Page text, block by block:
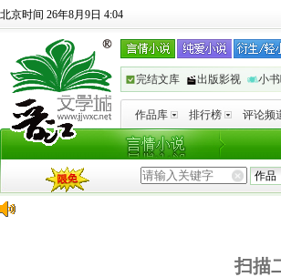
北京时间 26年8月9日 4:04
完结文库 出版影视 小
作品库 排行榜 评论频
扫描